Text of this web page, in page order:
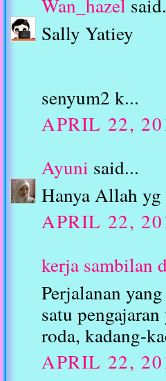
Wan_hazel
Sally Yatiey
senyum2 k...
APRIL 22,
Ayuni said...
Hanya Allah yg
APRIL 22,
kerja sambilan
Perjalanan
satu
roda, kadang-
APRIL 22,